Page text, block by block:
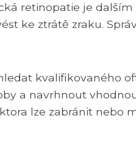
retinopatie je
ke ztrátě zraku.
kvalifikovaného
a navrhnout
lze zabránit nebo